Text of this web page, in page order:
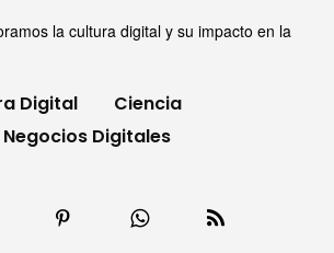
la cultura digital y su impacto en la
Digital
Ciencia
Negocios Digitales